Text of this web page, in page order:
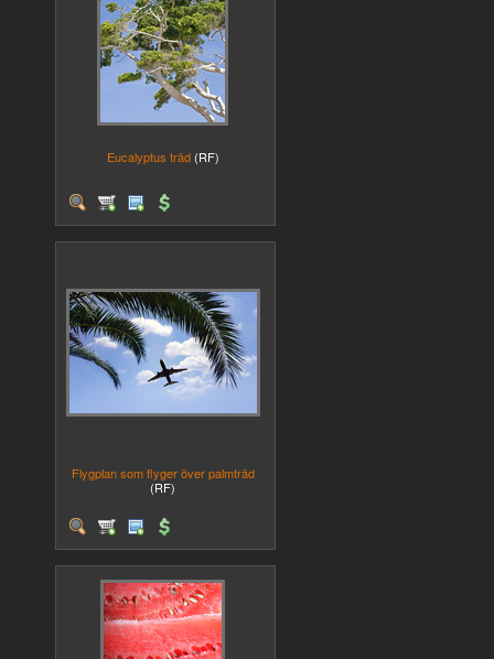
Eucalyptus träd (RF)
Flygplan som flyger över palmträd
(RF)